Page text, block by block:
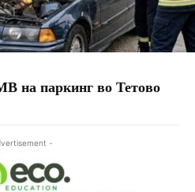
на паркинг во Тетово
-